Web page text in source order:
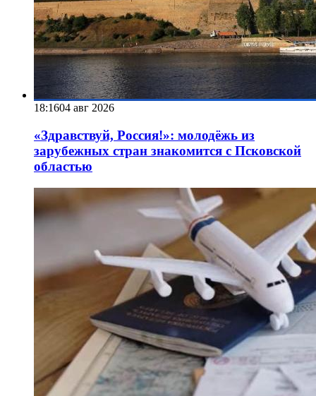
18:1604 авг 2026
«Здравствуй, Россия!»: молодёжь из
зарубежных стран знакомится с Псковской
областью